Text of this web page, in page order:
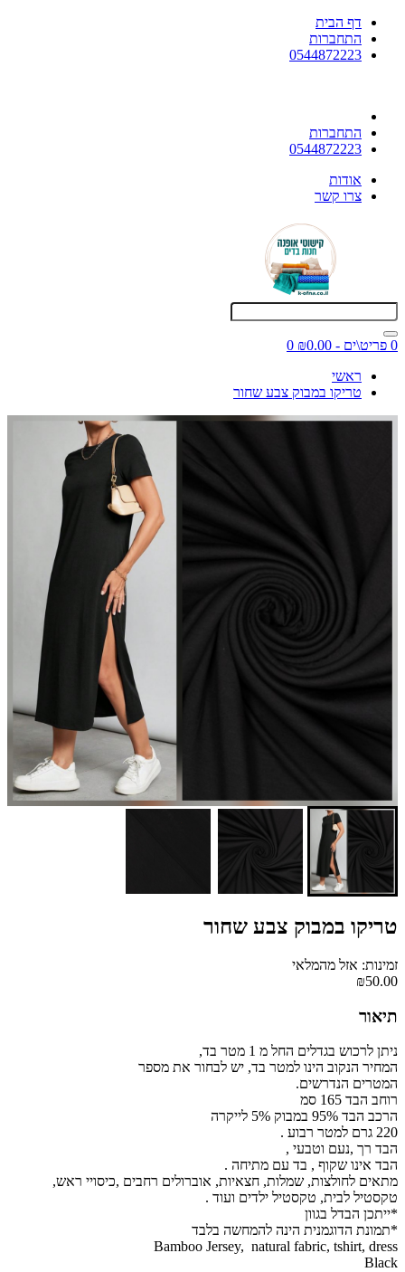
דף הבית
התחברות
0544872223
התחברות
0544872223
אודות
צרו קשר
0 פריט\ים - ₪0.00
0
ראשי
טריקו במבוק צבע שחור
טריקו במבוק צבע שחור
זמינות: אזל מהמלאי
₪50.00
תיאור
ניתן לרכוש בגדלים החל מ 1 מטר בד,
המחיר הנקוב הינו למטר בד, יש לבחור את מספר
המטרים הנדרשים.
רוחב הבד 165 סמ
הרכב הבד 95% במבוק 5% לייקרה
220 גרם למטר רבוע .
הבד רך ,נעם וטבעי ,
הבד אינו שקוף , בד עם מתיחה .
מתאים לחולצות, שמלות, חצאיות, אוברולים רחבים ,כיסויי ראש,
טקסטיל לבית, טקסטיל ילדים ועוד .
*ייתכן הבדל בגוון
*תמונת הדוגמנית הינה להמחשה בלבד
Bamboo Jersey, natural fabric, tshirt, dress
Black